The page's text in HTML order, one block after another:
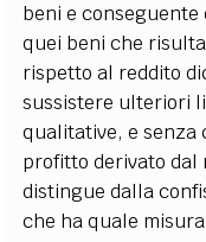
beni e
quei beni che
rispetto al reddito
sussistere ulteriori
qualitative, e senza
profitto derivato dal
distingue dalla
che ha quale